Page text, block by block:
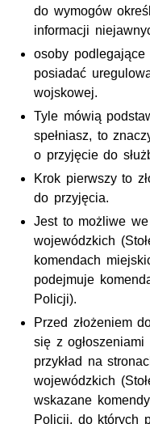
do wymogów
informacji
osoby
posiadać
wojskowej.
Tyle mówią
spełniasz, to
o przyjęcie do
Krok pierwszy to
do przyjęcia.
Jest to możliwe
wojewódzkich
komendach
podejmuje
Policji).
Przed złożeniem
się z
przykład na
wojewódzkich
wskazane
Policji, do których